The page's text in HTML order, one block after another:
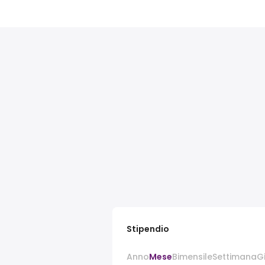
Stipendio
AnnoMeseBimensileSettimana